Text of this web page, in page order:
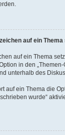
auf ein
auf ein Thema
in den
unterhalb des
auf ein Thema die
wurde“